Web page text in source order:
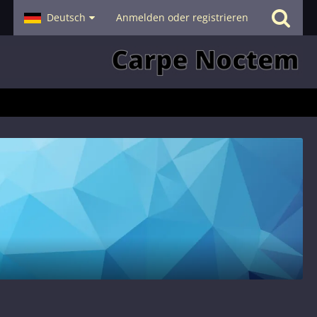
Hilfe
Deutsch Anmelden oder registrieren